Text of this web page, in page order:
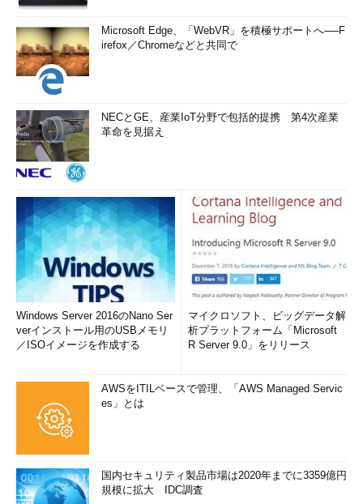
Microsoft Edge、「WebVR」を積極サポートへ──F
irefox／Chromeなどと共同で
NECとGE、産業IoT分野で包括的提携 第4次産業
革命を見据え
Windows Server 2016のNano Ser
verインストール用のUSBメモリ
／ISOイメージを作成する
マイクロソフト、ビッグデータ解
析プラットフォーム「Microsoft
R Server 9.0」をリリース
AWSをITILベースで管理、「AWS Managed Servic
es」とは
国内セキュリティ製品市場は2020年までに3359億円
規模に拡大 IDC調査